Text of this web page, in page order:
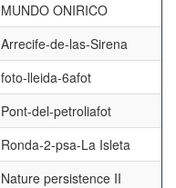
MUNDO ONIRICO
Arrecife-de-las-Sirena
foto-lleida-6afot
Pont-del-petroliafot
Ronda-2-psa-La Isleta
Nature persistence II